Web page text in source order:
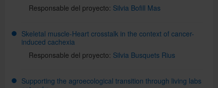
Responsable del proyecto: Silvia Bofill Mas
Skeletal muscle-Heart crosstalk in the context of cancer-
induced cachexia
Responsable del proyecto: Silvia Busquets Rius
Supporting the agroecological transition through living labs